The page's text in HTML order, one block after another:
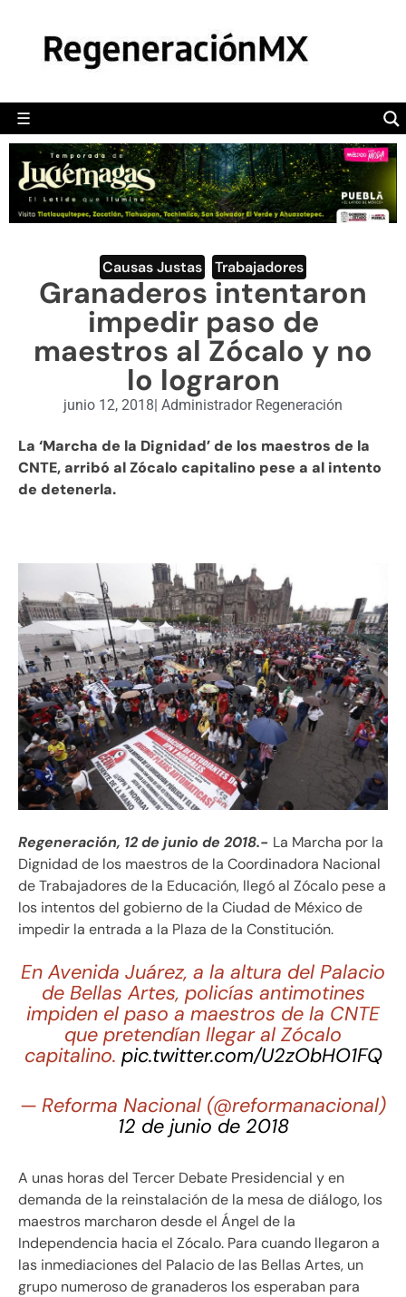
☰
POLÍTICA
CAMALEÓN
OPINIÓN
DEPORTES
ENGLISH SECTION
VIDEOS
Causas Justas Trabajadores
Granaderos intentaron
impedir paso de
maestros al Zócalo y no
lo lograron
junio 12, 2018| Administrador Regeneración
La ‘Marcha de la Dignidad’ de los maestros de la
CNTE, arribó al Zócalo capitalino pese a al intento
de detenerla.
Regeneración, 12 de junio de 2018.- La Marcha por la
Dignidad de los maestros de la Coordinadora Nacional
de Trabajadores de la Educación, llegó al Zócalo pese a
los intentos del gobierno de la Ciudad de México de
impedir la entrada a la Plaza de la Constitución.
En Avenida Juárez, a la altura del Palacio
de Bellas Artes, policías antimotines
impiden el paso a maestros de la CNTE
que pretendían llegar al Zócalo
capitalino. pic.twitter.com/U2zObHO1FQ
— Reforma Nacional (@reformanacional)
12 de junio de 2018
A unas horas del Tercer Debate Presidencial y en
demanda de la reinstalación de la mesa de diálogo, los
maestros marcharon desde el Ángel de la
Independencia hacia el Zócalo. Para cuando llegaron a
las inmediaciones del Palacio de las Bellas Artes, un
grupo numeroso de granaderos los esperaban para